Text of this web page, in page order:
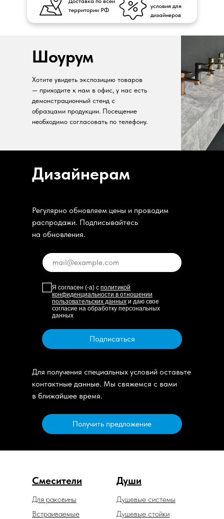
территории РФ
условия для
дизайнеров
Шоурум
Хотите увидеть экспозицию товаров
— приходите к нам в офис, у нас есть
демонстрационный стенд с
образцами продукции. Посещение
необходимо согласовать по телефону.
Дизайнерам
Регулярно обновляем цены и проводим
распродажи. Подписывайтесь
на обновления.
Я согласен (-а) с политикой
конфиденциальности в отношении
пользовательских данных и даю свое
согласие на обработку персональных
данных
Подписаться
Для получения специальных условий оставьте
контактные данные. Мы свяжемся с вами
в ближайшее время.
Получить предложение
Смесители Души
Душевые системы
Встраиваемые
Для раковины
Душевые стойки